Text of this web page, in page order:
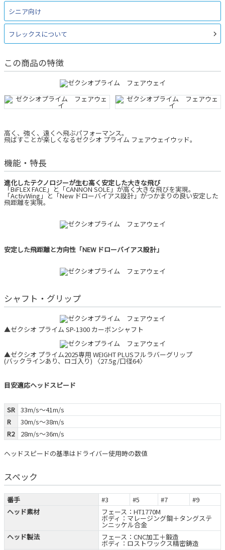
シニア向け
フレックスについて
この商品の特徴
高く、強く、遠くへ飛ぶパフォーマンス。
飛ばすことが楽しくなるゼクシオ プライム フェアウェイウッド。
機能・特長
進化したテクノロジーが生む高く安定した大きな飛び
「BiFLEX FACE」と「CANNON SOLE」が高く大きな飛びを実現。
「ActivWing」と「New ドローバイアス設計」がつかまりの良い安定した
飛距離を実現。
安定した飛距離と方向性「NEW ドローバイアス設計」
シャフト・グリップ
▲ゼクシオ プライム SP-1300 カーボンシャフト
▲ゼクシオ プライム2025専用 WEIGHT PLUSフルラバーグリップ
(バックラインあり、ロゴ入り) 〈27.5g/口径64〉
目安適応ヘッドスピード
SR 33m/s～41m/s
R
30m/s～38m/s
R2
28m/s～36m/s
ヘッドスピードの基準はドライバー使用時の数値
スペック
番手 #3 #5 #7
#9
ヘッド素材
フェース：HT1770M
ボディ：マレージング鋼＋タングステ
ンニッケル合金
ヘッド製法
フェース：CNC加工＋鍛造
ボディ：ロストワックス精密鋳造